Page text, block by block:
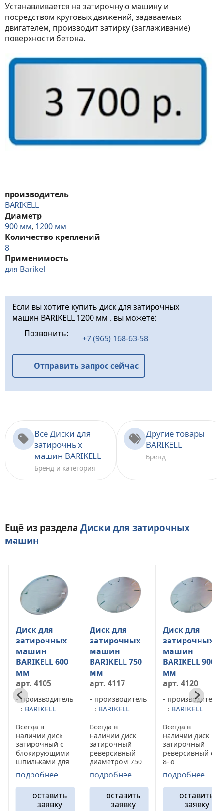
Устанавливается на затирочную машину и
посредством круговых движений, задаваемых
двигателем, производит затирку (заглаживание)
поверхности бетона.
производитель
BARIKELL
Диаметр
900 мм, 1200 мм
Количество креплений
8
Применимость
для Barikell
Если вы хотите купить диск для затирочных
машин BARIKELL 1200 мм , вы можете:
Позвонить:
+7 (965) 168-63-58
Отправить запрос сейчас
Все Диски для
затирочных
машин BARIKELL
Бренд и категория
Другие товары
BARIKELL
Бренд
Ещё из раздела Диски для затирочных
машин
Диск для
затирочных
машин
BARIKELL 750
мм
арт. 4117
производитель
:BARIKELL
Всегда в
наличии диск
затирочный
реверсивный
диаметром 750
мм с 8-ю
креплениями
для
двухроторных
машин Barikell
подробнее
оставить
заявку
Диск для
затирочных
машин
BARIKELL 900
мм
арт. 4120
производитель
:BARIKELL
Всегда в
наличии диск
затирочный
реверсивный с
8-ю
креплениями
диаметром 900
мм для
двухроторных
машин Barikell
подробнее
оставить
заявку
диск
1170 мм
арт. 4124
:FULERIT
Затирочный
диск FULERIT
толщины 3
диаметром
mm (46″),
количество
креплений -
машины
Wacker,
подробнее